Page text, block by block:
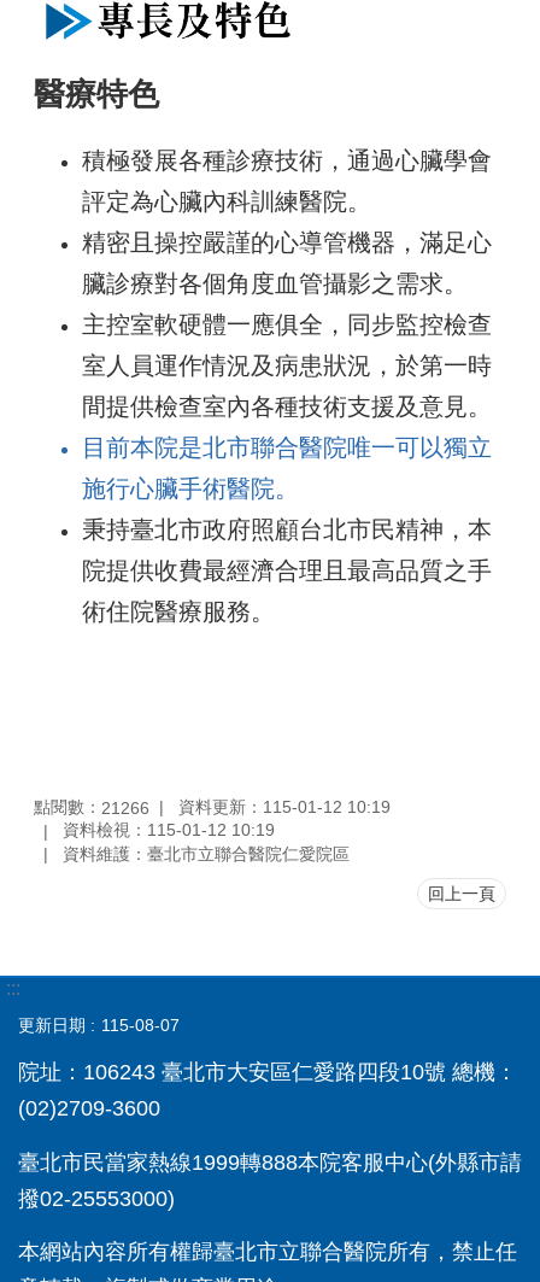
醫療特色
積極發展各種診療技術，通過心臟學會
評定為心臟內科訓練醫院。
精密且操控嚴謹的心導管機器，滿足心
臟診療對各個角度血管攝影之需求。
主控室軟硬體一應俱全，同步監控檢查
室人員運作情況及病患狀況，於第一時
間提供檢查室內各種技術支援及意見。
目前本院是北市聯合醫院唯一可以獨立
施行心臟手術醫院。
秉持臺北市政府照顧台北市民精神，本
院提供收費最經濟合理且最高品質之手
術住院醫療服務。
點閱數： 21266
資料更新：115-01-12 10:19
資料檢視：115-01-12 10:19
資料維護：臺北市立聯合醫院仁愛院區
回上一頁
:::
更新日期 115-08-07
院址：106243 臺北市大安區仁愛路四段10號 總機：
(02)2709-3600
臺北市民當家熱線1999轉888本院客服中心(外縣市請
撥02-25553000)
本網站內容所有權歸臺北市立聯合醫院所有，禁止任